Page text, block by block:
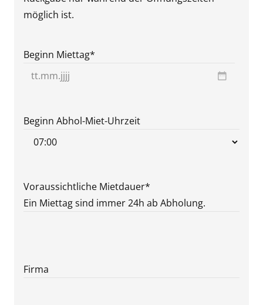
möglich ist.
Beginn Miettag*
TT
MM
Beginn Abhol-Miet-Uhrzeit
Voraussichtliche Mietdauer*
Ein Miettag sind immer 24h ab Abholung.
Firma